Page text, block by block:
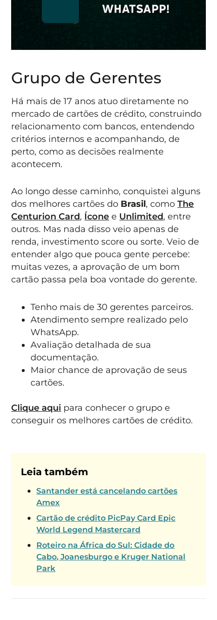
Grupo de Gerentes
Há mais de 17 anos atuo diretamente no
mercado de cartões de crédito, construindo
relacionamento com bancos, entendendo
critérios internos e acompanhando, de
perto, como as decisões realmente
acontecem.
Ao longo desse caminho, conquistei alguns
dos melhores cartões do Brasil, comoThe
Centurion Card, Ícone e Unlimited, entre
outros. Mas nada disso veio apenas de
renda, investimento score ou sorte. Veio de
entender algo que pouca gente percebe:
muitas vezes, a aprovação de um bom
cartão passa pela boa vontade do gerente.
Tenho mais de 30 gerentes parceiros.
Atendimento sempre realizado pelo
WhatsApp.
Avaliação detalhada de sua
documentação.
Maior chance de aprovação de seus
cartões.
Clique aqui para conhecer o grupo e
conseguir os melhores cartões de crédito.
Leia também
Santander está cancelando cartões
Amex
Cartão de crédito PicPay Card Epic
World Legend Mastercard
Roteiro na África do Sul: Cidade do
Cabo, Joanesburgo e Kruger National
Park